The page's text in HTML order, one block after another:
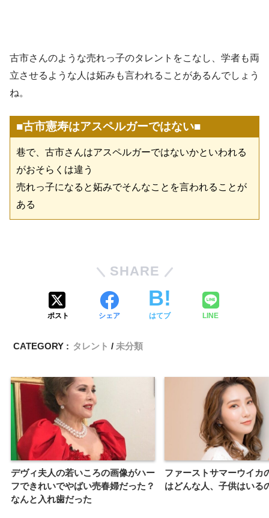
古市さんのような売れっ子のタレントをこなし、学者も両
立させるような人は妬みも言われることがあるんでしょう
ね。
■古市憲寿はアスペルガーではない■
巷で、古市さんはアスペルガーではないかといわれる
がおそらくは違う
売れっ子になると妬みでそんなことを言われることが
ある
SHARE
ポスト シェア はてブ LINE
CATEGORY : タレント 未分類
デヴィ夫人の若いころの画像がハー
フできれいでやばい売春婦だった？
なんと入れ歯だった
ファーストサマーウイカ
はどんな人、子供はいる